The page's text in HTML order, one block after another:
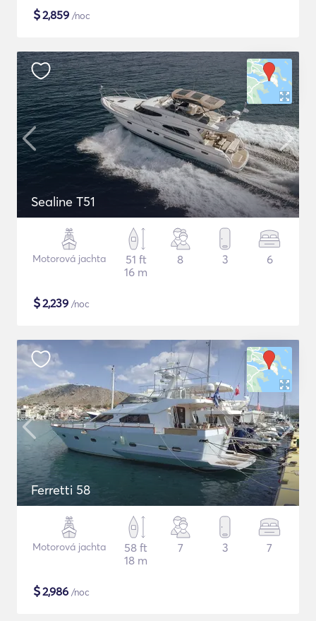
$2,859 /noc
Sealine T51
Motorová jachta
51 ft
16 m
8 3 6
$2,239 /noc
Ferretti 58
Motorová jachta
58 ft
18 m
7 3 7
$2,986 /noc